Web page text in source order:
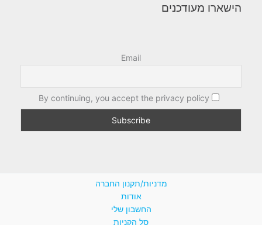
הישארו מעודכנים
Email
By continuing, you accept the privacy policy
מדניות/תקנון החברה
אודות
החשבון שלי
סל הקניות